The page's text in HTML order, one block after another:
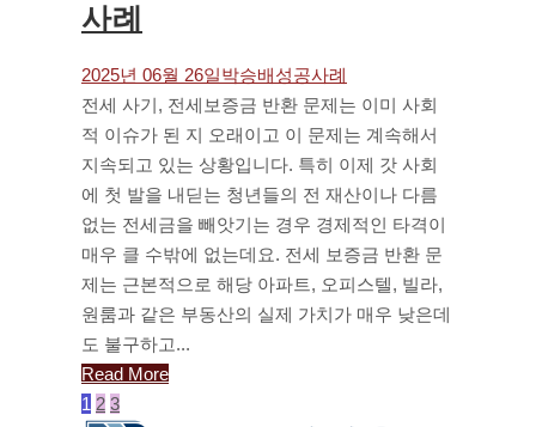
사례
2025년 06월 26일박승배성공사례
전세 사기, 전세보증금 반환 문제는 이미 사회
적 이슈가 된 지 오래이고 이 문제는 계속해서
지속되고 있는 상황입니다. 특히 이제 갓 사회
에 첫 발을 내딛는 청년들의 전 재산이나 다름
없는 전세금을 빼앗기는 경우 경제적인 타격이
매우 클 수밖에 없는데요. 전세 보증금 반환 문
제는 근본적으로 해당 아파트, 오피스텔, 빌라,
원룸과 같은 부동산의 실제 가치가 매우 낮은데
도 불구하고...
Read More
1 2 3